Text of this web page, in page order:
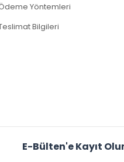
Yöntemleri
Bilgileri
E-Bülten'e Kayıt